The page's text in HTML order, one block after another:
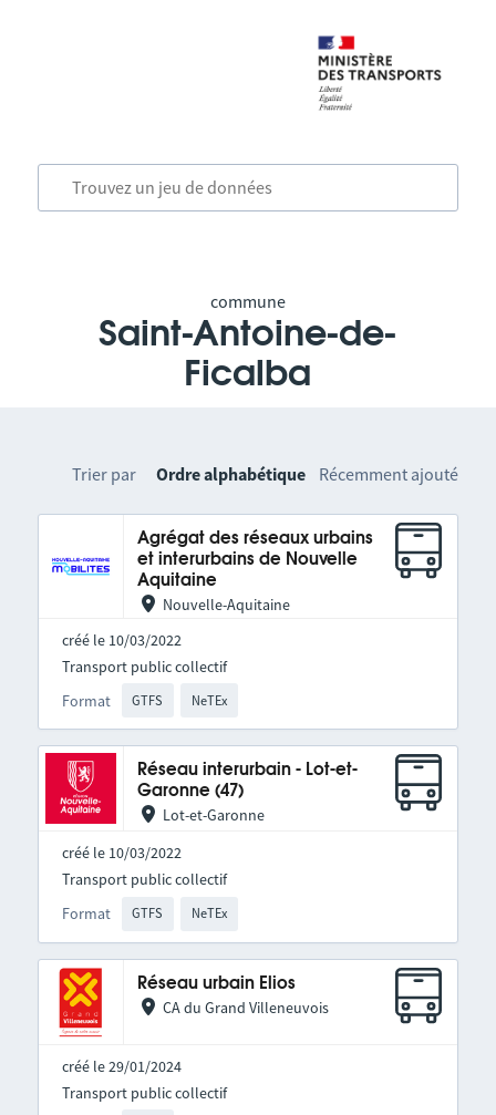
commune
Saint-Antoine-de-
Ficalba
Trier par Ordre alphabétique Récemment ajouté
Agrégat des réseaux urbains
et interurbains de Nouvelle
Aquitaine
Nouvelle-Aquitaine
créé le 10/03/2022
Format GTFS NeTEx
Transport public collectif
Réseau interurbain - Lot-et-
Garonne (47)
Lot-et-Garonne
créé le 10/03/2022
Format GTFS NeTEx
Transport public collectif
Réseau urbain Elios
CA du Grand Villeneuvois
créé le 29/01/2024
Transport public collectif